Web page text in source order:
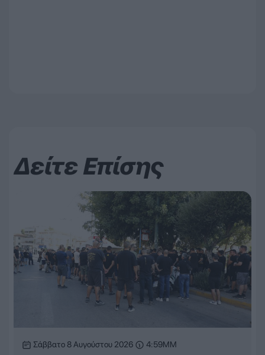
Δείτε Επίσης
Σάββατο 8 Αυγούστου 2026 4:59ΜΜ